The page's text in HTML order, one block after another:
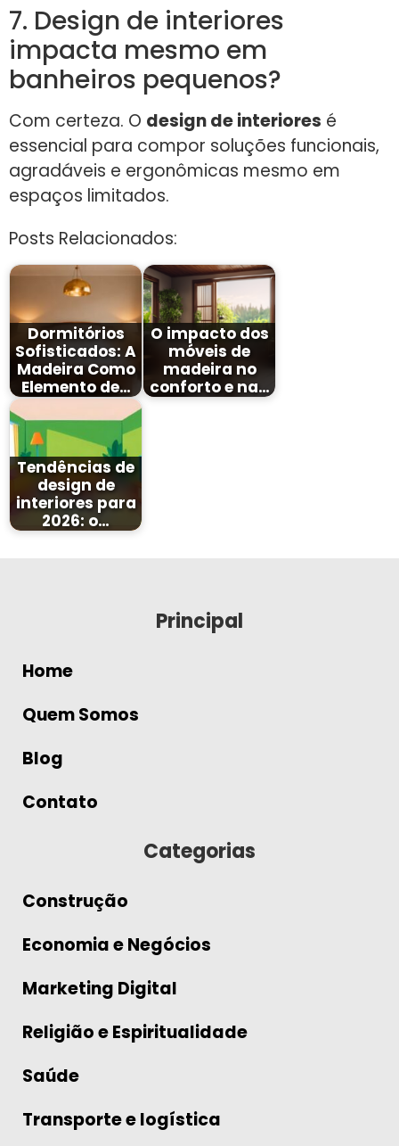
7. Design de interiores
impacta mesmo em
banheiros pequenos?
Com certeza. O design de interiores é
essencial para compor soluções funcionais,
agradáveis e ergonômicas mesmo em
espaços limitados.
Posts Relacionados:
Dormitórios
Sofisticados: A
Madeira Como
Elemento de…
O impacto dos
móveis de
madeira no
conforto e na…
Tendências de
design de
interiores para
2026: o…
Principal
Home
Quem Somos
Blog
Contato
Categorias
Construção
Economia e Negócios
Marketing Digital
Religião e Espiritualidade
Saúde
Transporte e logística